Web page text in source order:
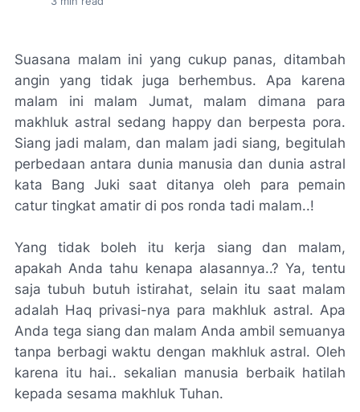
Suasana malam ini yang cukup panas, ditambah
angin yang tidak juga berhembus. Apa karena
malam ini malam Jumat, malam dimana para
makhluk astral sedang happy dan berpesta pora.
Siang jadi malam, dan malam jadi siang, begitulah
perbedaan antara dunia manusia dan dunia astral
kata Bang Juki saat ditanya oleh para pemain
catur tingkat amatir di pos ronda tadi malam..!
Yang tidak boleh itu kerja siang dan malam,
apakah Anda tahu kenapa alasannya..? Ya, tentu
saja tubuh butuh istirahat, selain itu saat malam
adalah Haq privasi-nya para makhluk astral. Apa
Anda tega siang dan malam Anda ambil semuanya
tanpa berbagi waktu dengan makhluk astral. Oleh
karena itu hai.. sekalian manusia berbaik hatilah
kepada sesama makhluk Tuhan.